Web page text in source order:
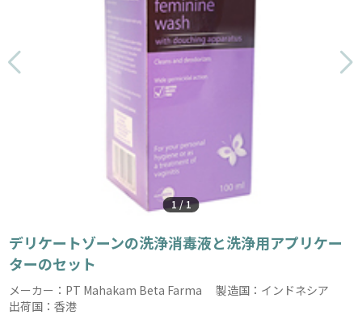
1/1
デリケートゾーンの洗浄消毒液と洗浄用アプリケー
ターのセット
メーカー：PT Mahakam Beta Farma 製造国：インドネシア
出荷国：香港